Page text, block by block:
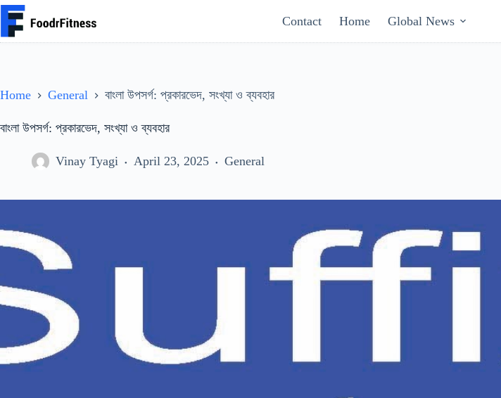
Skip
to
content
Contact Home Global News
Home General বাংলা উপসর্গ: প্রকারভেদ, সংখ্যা ও ব্যবহার
বাংলা উপসর্গ: প্রকারভেদ, সংখ্যা ও ব্যবহার
Vinay Tyagi April 23, 2025 General